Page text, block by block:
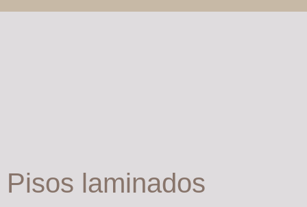
Pisos laminados